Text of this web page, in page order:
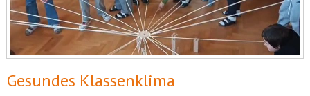
Gesundes Klassenklima